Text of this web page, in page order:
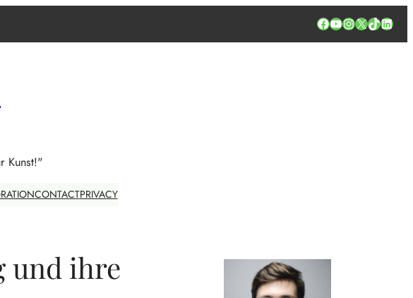
Facebook
YouTube
Instagram
X TikTok
Kunst!"
CONTACTPRIVACY
und ihre